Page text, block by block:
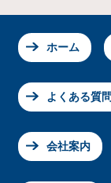
ホーム
よくある質問
会社案内